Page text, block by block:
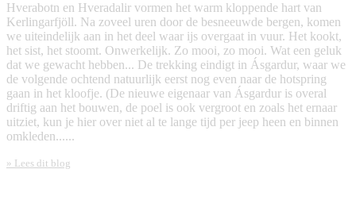
Hverabotn en Hveradalir vormen het warm kloppende hart van
Kerlingarfjöll. Na zoveel uren door de besneeuwde bergen, komen
we uiteindelijk aan in het deel waar ijs overgaat in vuur. Het kookt,
het sist, het stoomt. Onwerkelijk. Zo mooi, zo mooi. Wat een geluk
dat we gewacht hebben... De trekking eindigt in Ásgardur, waar we
de volgende ochtend natuurlijk eerst nog even naar de hotspring
gaan in het kloofje. (De nieuwe eigenaar van Ásgardur is overal
driftig aan het bouwen, de poel is ook vergroot en zoals het ernaar
uitziet, kun je hier over niet al te lange tijd per jeep heen en binnen
omkleden......
» Lees dit blog